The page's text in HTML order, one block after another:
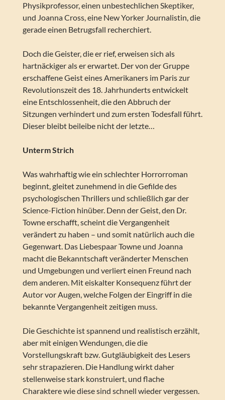
Physikprofessor, einen unbestechlichen Skeptiker,
und Joanna Cross, eine New Yorker Journalistin, die
gerade einen Betrugsfall recherchiert.
Doch die Geister, die er rief, erweisen sich als
hartnäckiger als er erwartet. Der von der Gruppe
erschaffene Geist eines Amerikaners im Paris zur
Revolutionszeit des 18. Jahrhunderts entwickelt
eine Entschlossenheit, die den Abbruch der
Sitzungen verhindert und zum ersten Todesfall führt.
Dieser bleibt beileibe nicht der letzte…
Unterm Strich
Was wahrhaftig wie ein schlechter Horrorroman
beginnt, gleitet zunehmend in die Gefilde des
psychologischen Thrillers und schließlich gar der
Science-Fiction hinüber. Denn der Geist, den Dr.
Towne erschafft, scheint die Vergangenheit
verändert zu haben – und somit natürlich auch die
Gegenwart. Das Liebespaar Towne und Joanna
macht die Bekanntschaft veränderter Menschen
und Umgebungen und verliert einen Freund nach
dem anderen. Mit eiskalter Konsequenz führt der
Autor vor Augen, welche Folgen der Eingriff in die
bekannte Vergangenheit zeitigen muss.
Die Geschichte ist spannend und realistisch erzählt,
aber mit einigen Wendungen, die die
Vorstellungskraft bzw. Gutgläubigkeit des Lesers
sehr strapazieren. Die Handlung wirkt daher
stellenweise stark konstruiert, und flache
Charaktere wie diese sind schnell wieder vergessen.